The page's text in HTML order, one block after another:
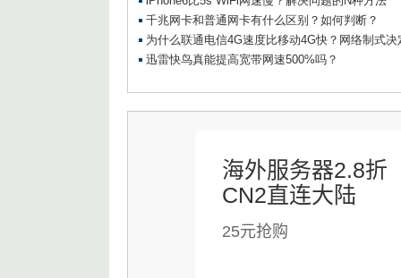
海外服务器2.8折
CN2直连大陆
25元抢购